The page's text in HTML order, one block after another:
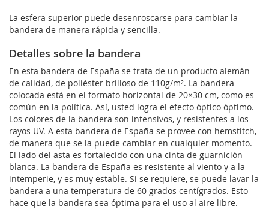
La esfera superior puede desenroscarse para cambiar la
bandera de manera rápida y sencilla.
Detalles sobre la bandera
En esta bandera de España se trata de un producto alemán
de calidad, de poliéster brilloso de 110g/m². La bandera
colocada está en el formato horizontal de 20×30 cm, como es
común en la política. Así, usted logra el efecto óptico óptimo.
Los colores de la bandera son intensivos, y resistentes a los
rayos UV. A esta bandera de España se provee con hemstitch,
de manera que se la puede cambiar en cualquier momento.
El lado del asta es fortalecido con una cinta de guarnición
blanca. La bandera de España es resistente al viento y a la
intemperie, y es muy estable. Si se requiere, se puede lavar la
bandera a una temperatura de 60 grados centígrados. Esto
hace que la bandera sea óptima para el uso al aire libre.